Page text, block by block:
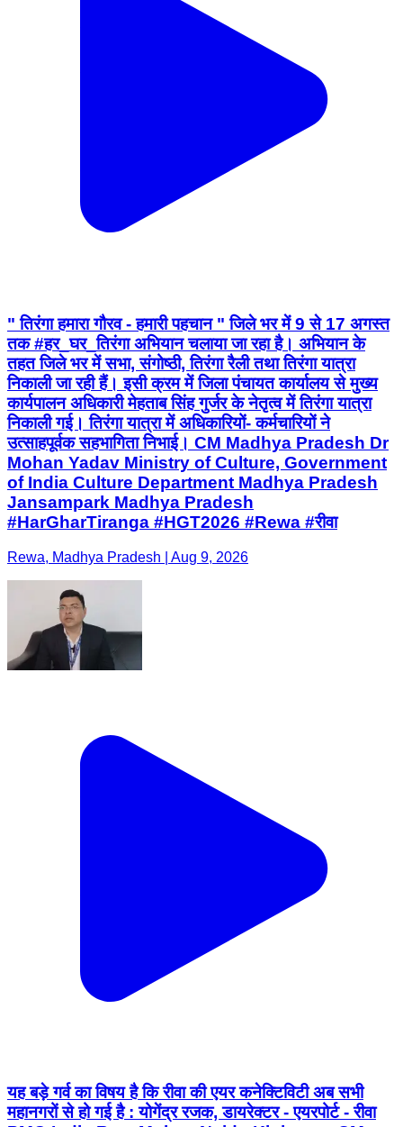
" तिरंगा हमारा गौरव - हमारी पहचान " जिले भर में 9 से 17 अगस्त
तक #हर_घर_तिरंगा अभियान चलाया जा रहा है। अभियान के
तहत जिले भर में सभा, संगोष्ठी, तिरंगा रैली तथा तिरंगा यात्रा
निकाली जा रही हैं। इसी क्रम में जिला पंचायत कार्यालय से मुख्य
कार्यपालन अधिकारी मेहताब सिंह गुर्जर के नेतृत्व में तिरंगा यात्रा
निकाली गई। तिरंगा यात्रा में अधिकारियों- कर्मचारियों ने
उत्साहपूर्वक सहभागिता निभाई। CM Madhya Pradesh Dr
Mohan Yadav Ministry of Culture, Government
of India Culture Department Madhya Pradesh
Jansampark Madhya Pradesh
#HarGharTiranga #HGT2026 #Rewa #रीवा
Rewa, Madhya Pradesh | Aug 9, 2026
यह बड़े गर्व का विषय है कि रीवा की एयर कनेक्टिविटी अब सभी
महानगरों से हो गई है : योगेंद्र रजक, डायरेक्टर - एयरपोर्ट - रीवा